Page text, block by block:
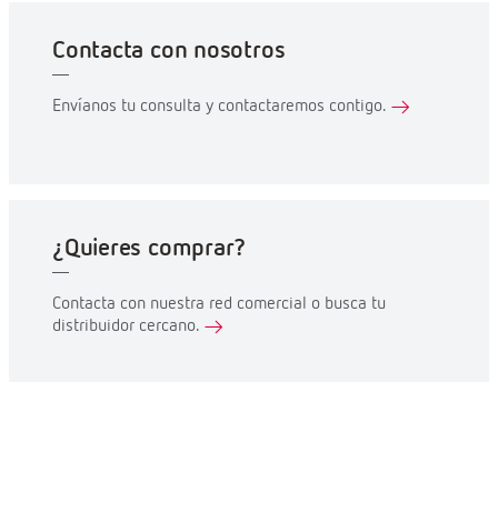
Contacta con nosotros
Envíanos tu consulta y contactaremos contigo.
¿Quieres comprar?
Contacta con nuestra red comercial o busca tu
distribuidor cercano.